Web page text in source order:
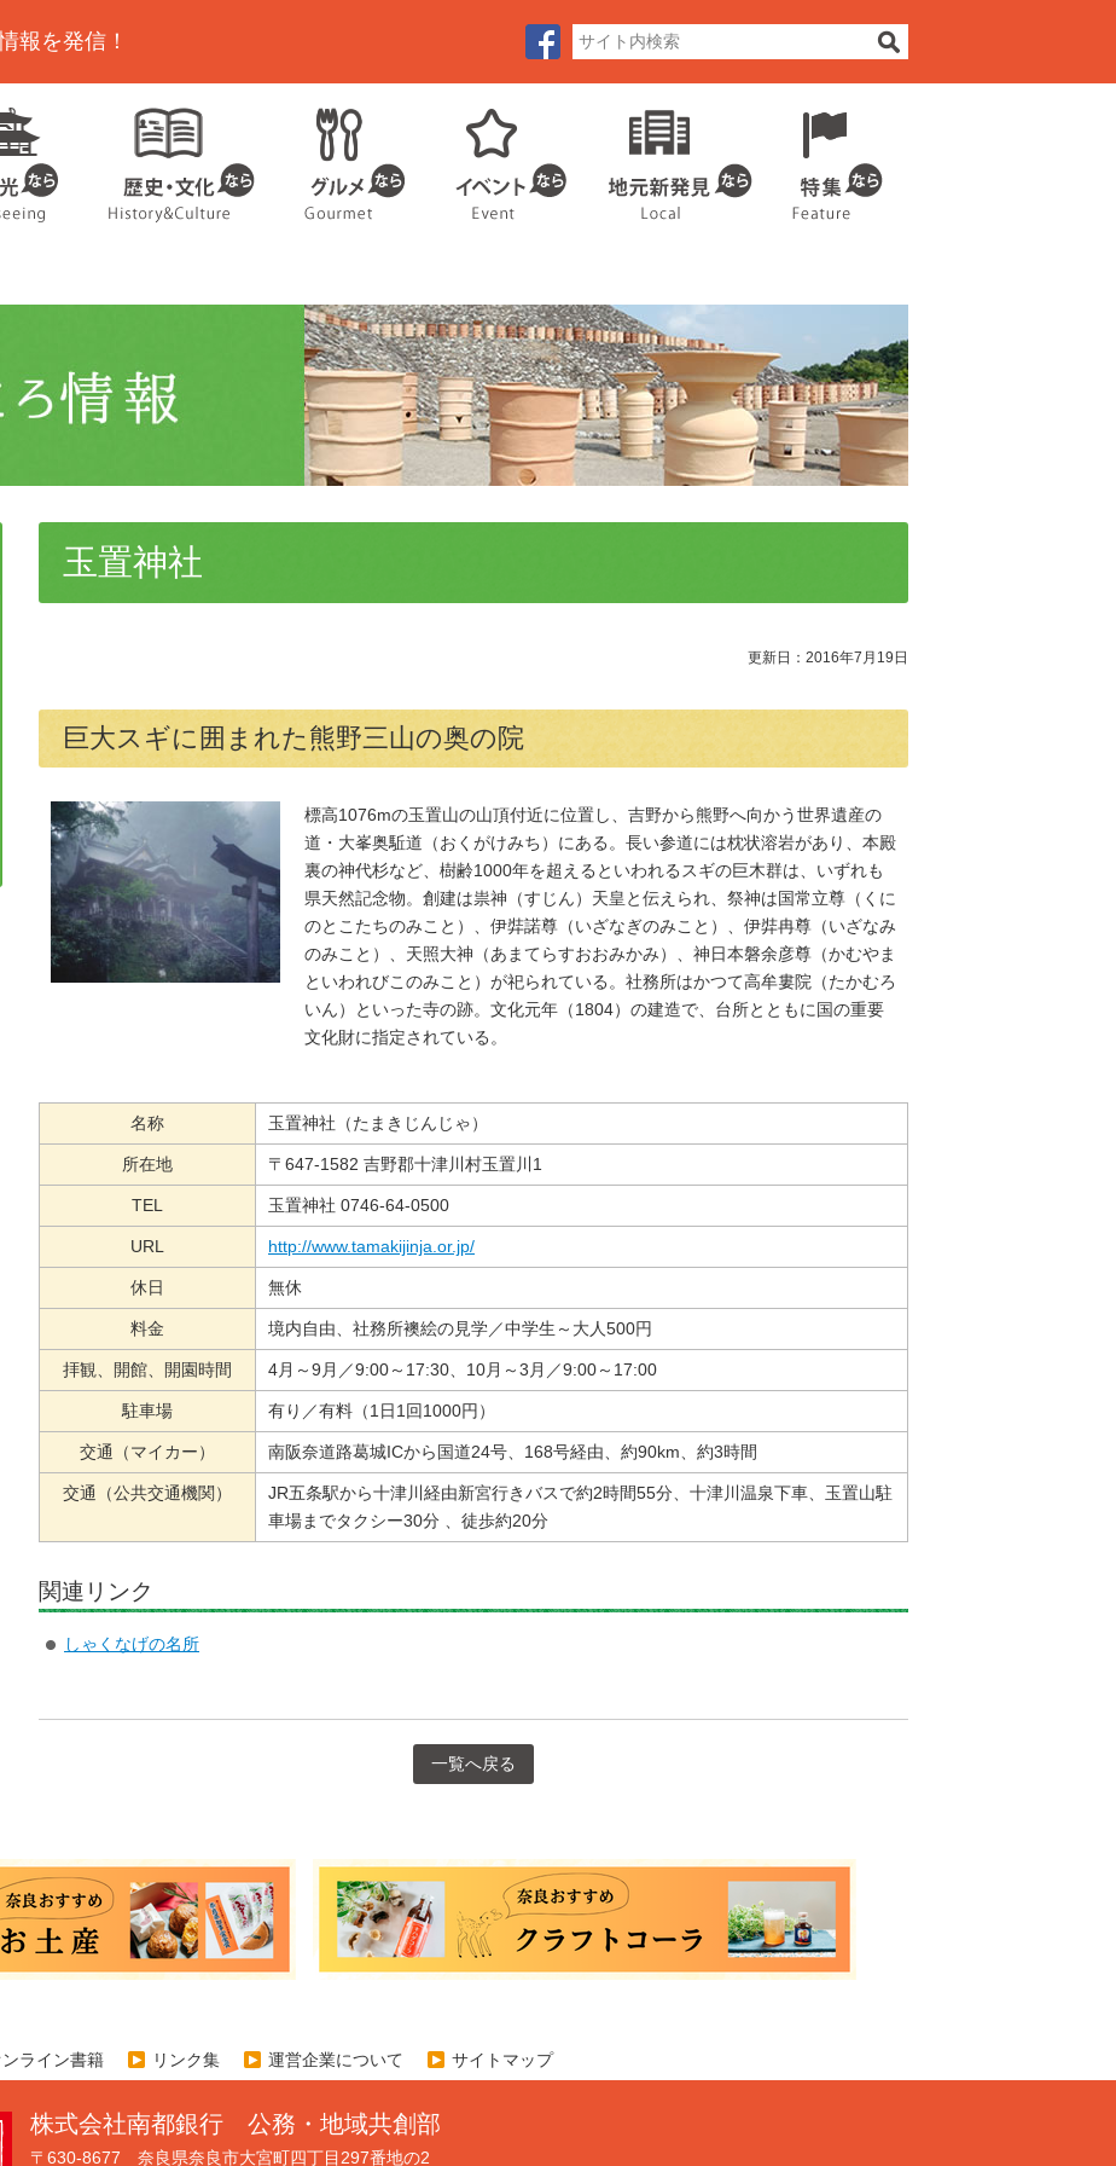
報を発信！
玉置神社
更新日：2016年7月19日
巨大スギに囲まれた熊野三山の奥の院
標高1076mの玉置山の山頂付近に位置し、吉野から熊野へ向かう世界遺産の
道・大峯奥駈道（おくがけみち）にある。長い参道には枕状溶岩があり、本殿
裏の神代杉など、樹齢1000年を超えるといわれるスギの巨木群は、いずれも
県天然記念物。創建は祟神（すじん）天皇と伝えられ、祭神は国常立尊（くに
のとこたちのみこと）、伊弉諾尊（いざなぎのみこと）、伊弉冉尊（いざなみ
のみこと）、天照大神（あまてらすおおみかみ）、神日本磐余彦尊（かむやま
といわれびこのみこと）が祀られている。社務所はかつて高牟婁院（たかむろ
いん）といった寺の跡。文化元年（1804）の建造で、台所とともに国の重要
文化財に指定されている。
名称 玉置神社（たまきじんじゃ）
所在地 〒647-1582 吉野郡十津川村玉置川1
TEL 玉置神社 0746-64-0500
URL http://www.tamakijinja.or.jp/
休日 無休
料金 境内自由、社務所襖絵の見学／中学生～大人500円
拝観、開館、開園時間 4月～9月／9:00～17:30、10月～3月／9:00～17:00
駐車場 有り／有料（1日1回1000円）
交通（マイカー） 南阪奈道路葛城ICから国道24号、168号経由、約90km、約3時間
交通（公共交通機関）
JR五条駅から十津川経由新宮行きバスで約2時間55分、十津川温泉下車、玉置山駐
車場までタクシー30分 、徒歩約20分
関連リンク
しゃくなげの名所
一覧へ戻る
ンライン書籍 リンク集 運営企業について サイトマップ
株式会社南都銀行 公務・地域共創部
〒630-8677 奈良県奈良市大宮町四丁目297番地の2